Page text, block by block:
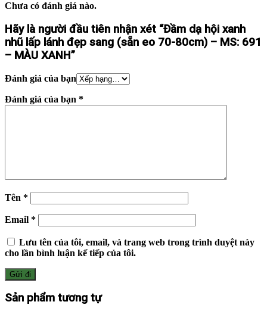
Chưa có đánh giá nào.
Hãy là người đầu tiên nhận xét “Đầm dạ hội xanh
nhũ lấp lánh đẹp sang (sẵn eo 70-80cm) – MS: 691
– MÀU XANH”
Đánh giá của bạn
Đánh giá của bạn *
Tên *
Email *
Lưu tên của tôi, email, và trang web trong trình duyệt này
cho lần bình luận kế tiếp của tôi.
Sản phẩm tương tự